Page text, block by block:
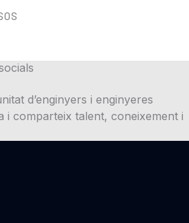
d’enginyers i enginyeres
i comparteix talent, coneixement i